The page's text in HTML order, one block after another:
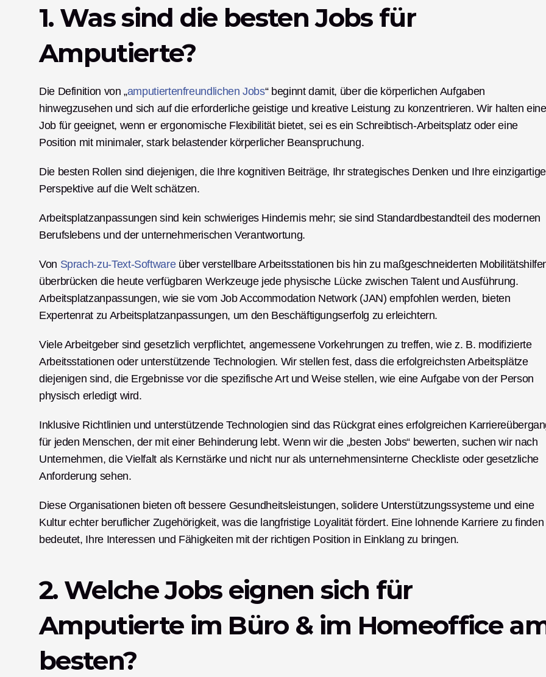
1. Was sind die besten Jobs für
Amputierte?
Die Definition von „amputiertenfreundlichen Jobs“ beginnt damit, über die körperlichen Aufgaben
hinwegzusehen und sich auf die erforderliche geistige und kreative Leistung zu konzentrieren. Wir halten
Job für geeignet, wenn er ergonomische Flexibilität bietet, sei es ein Schreibtisch-Arbeitsplatz oder eine
Position mit minimaler, stark belastender körperlicher Beanspruchung.
Die besten Rollen sind diejenigen, die Ihre kognitiven Beiträge, Ihr strategisches Denken und Ihre einzigartige
Perspektive auf die Welt schätzen.
Arbeitsplatzanpassungen sind kein schwieriges Hindernis mehr; sie sind Standardbestandteil des modernen
Berufslebens und der unternehmerischen Verantwortung.
Von Sprach-zu-Text-Software über verstellbare Arbeitsstationen bis hin zu maßgeschneiderten
überbrücken die heute verfügbaren Werkzeuge jede physische Lücke zwischen Talent und Ausführung.
Arbeitsplatzanpassungen, wie sie vom Job Accommodation Network (JAN) empfohlen werden, bieten
Expertenrat zu Arbeitsplatzanpassungen, um den Beschäftigungserfolg zu erleichtern.
Viele Arbeitgeber sind gesetzlich verpflichtet, angemessene Vorkehrungen zu treffen, wie z. B. modifizierte
Arbeitsstationen oder unterstützende Technologien. Wir stellen fest, dass die erfolgreichsten Arbeitsplätze
diejenigen sind, die Ergebnisse vor die spezifische Art und Weise stellen, wie eine Aufgabe von der Person
physisch erledigt wird.
Inklusive Richtlinien und unterstützende Technologien sind das Rückgrat eines erfolgreichen
für jeden Menschen, der mit einer Behinderung lebt. Wenn wir die „besten Jobs“ bewerten, suchen wir nach
Unternehmen, die Vielfalt als Kernstärke und nicht nur als unternehmensinterne Checkliste oder gesetzliche
Anforderung sehen.
Diese Organisationen bieten oft bessere Gesundheitsleistungen, solidere Unterstützungssysteme und eine
Kultur echter beruflicher Zugehörigkeit, was die langfristige Loyalität fördert. Eine lohnende Karriere zu finden
bedeutet, Ihre Interessen und Fähigkeiten mit der richtigen Position in Einklang zu bringen.
2. Welche Jobs eignen sich für
Amputierte im Büro & im Homeoffice
besten?